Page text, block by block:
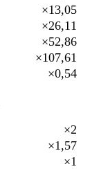
×13,05
×26,11
×52,86
×107,61
×0,54
×2
×1,57
×1